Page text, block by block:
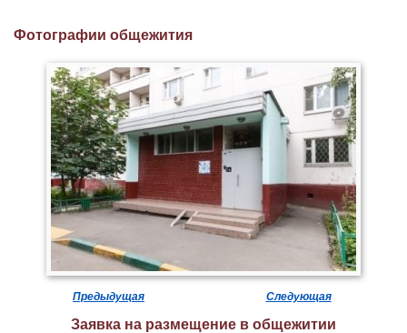
Фотографии общежития
Предыдущая Следующая
Заявка на размещение в общежитии